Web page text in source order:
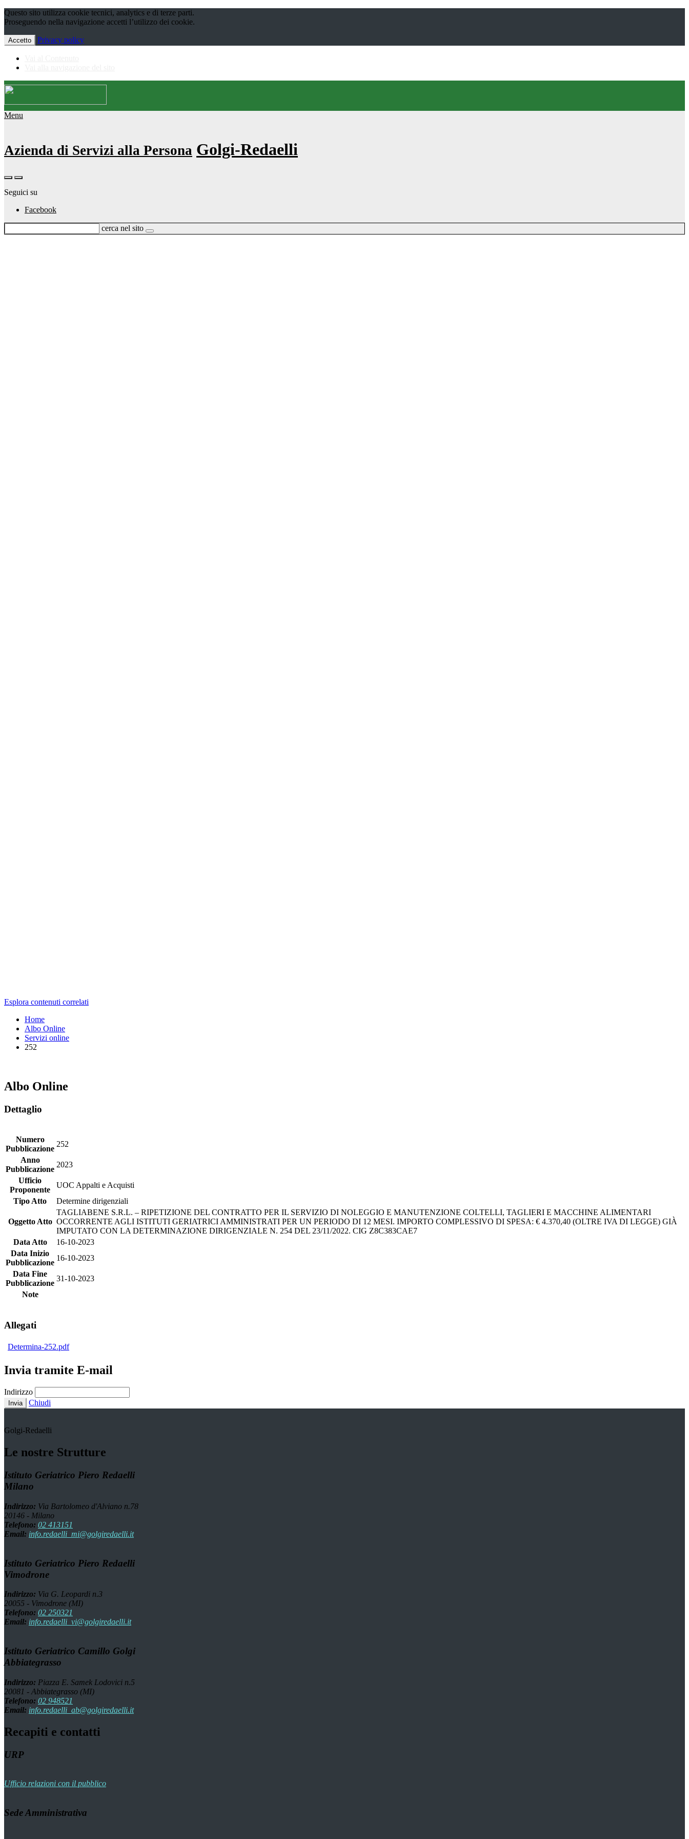
Questo sito utilizza cookie tecnici, analytics e di terze parti.
Proseguendo nella navigazione accetti l’utilizzo dei cookie.
Accetto Privacy policy
Menu
Azienda di Servizi alla Persona Golgi-Redaelli
Seguici su
Facebook
cerca nel sito
Esplora contenuti correlati
Home
Albo Online
Servizi online
252
Albo Online
Dettaglio
Numero
Pubblicazione
252
Anno
Pubblicazione
2023
Ufficio
Proponente
UOC Appalti e Acquisti
Tipo Atto
Determine dirigenziali
Oggetto Atto
TAGLIABENE S.R.L. – RIPETIZIONE DEL CONTRATTO PER IL SERVIZIO DI NOLEGGIO E MANUTENZIONE COLTELLI, TAGLIERI E MACCHINE ALIMENTARI
OCCORRENTE AGLI ISTITUTI GERIATRICI AMMINISTRATI PER UN PERIODO DI 12 MESI. IMPORTO COMPLESSIVO DI SPESA: € 4.370,40 (OLTRE IVA DI LEGGE) GIÀ
IMPUTATO CON LA DETERMINAZIONE DIRIGENZIALE N. 254 DEL 23/11/2022. CIG Z8C383CAE7
Data Atto
16-10-2023
Data Inizio
Pubblicazione
16-10-2023
Data Fine
Pubblicazione
31-10-2023
Note
Allegati
Determina-252.pdf
Invia tramite E-mail
Indirizzo
Invia Chiudi
Golgi-Redaelli
Le nostre Strutture
Istituto Geriatrico Piero Redaelli
Milano
Indirizzo: Via Bartolomeo d'Alviano n.78
20146 - Milano
Telefono: 02 413151
Email: info.redaelli_mi@golgiredaelli.it
Istituto Geriatrico Piero Redaelli
Vimodrone
Indirizzo: Via G. Leopardi n.3
20055 - Vimodrone (MI)
Telefono: 02 250321
Email: info.redaelli_vi@golgiredaelli.it
Istituto Geriatrico Camillo Golgi
Abbiategrasso
Indirizzo: Piazza E. Samek Lodovici n.5
20081 - Abbiategrasso (MI)
Telefono: 02 948521
Email: info.redaelli_ab@golgiredaelli.it
Recapiti e contatti
URP
Ufficio relazioni con il pubblico
Sede Amministrativa